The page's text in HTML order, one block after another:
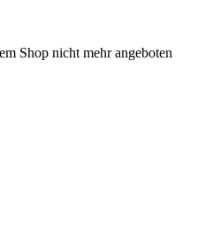
Shop nicht mehr angeboten